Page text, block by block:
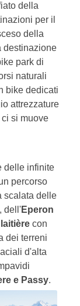
della
per il
della
destinazione
park di
naturali
bike dedicati
attrezzature
si muove
delle infinite
percorso
scalata delle
, dell'Eperon
con
dei terreni
d'alta
e Passy.